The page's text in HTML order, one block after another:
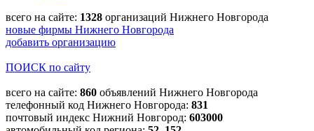
всего на сайте: 1328 организаций Нижнего Новгорода
новые фирмы Нижнего Новгорода
добавить организацию
ПОИСК по сайту
всего на сайте: 860 объявлений Нижнего Новгорода
телефонный код Нижнего Новгорода: 831
почтовый индекс Нижний Новгород: 603000